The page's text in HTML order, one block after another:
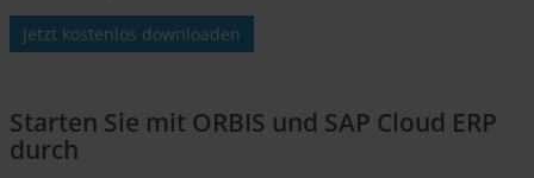
Jetzt kostenlos downloaden
Starten Sie mit ORBIS und SAP Cloud ERP
durch